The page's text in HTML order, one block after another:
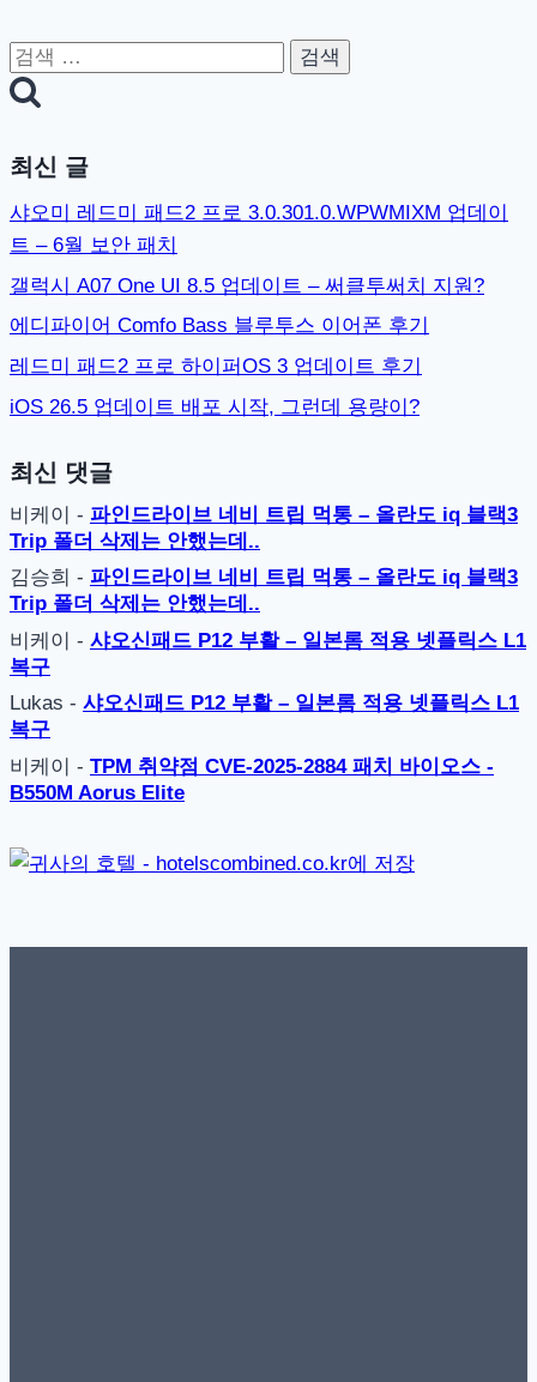
검
색:
최신 글
샤오미 레드미 패드2 프로 3.0.301.0.WPWMIXM 업데이
트 – 6월 보안 패치
갤럭시 A07 One UI 8.5 업데이트 – 써클투써치 지원?
에디파이어 Comfo Bass 블루투스 이어폰 후기
레드미 패드2 프로 하이퍼OS 3 업데이트 후기
iOS 26.5 업데이트 배포 시작, 그런데 용량이?
최신 댓글
비케이 - 파인드라이브 네비 트립 먹통 – 올란도 iq 블랙3
Trip 폴더 삭제는 안했는데..
김승희 - 파인드라이브 네비 트립 먹통 – 올란도 iq 블랙3
Trip 폴더 삭제는 안했는데..
비케이 - 샤오신패드 P12 부활 – 일본롬 적용 넷플릭스 L1
복구
Lukas - 샤오신패드 P12 부활 – 일본롬 적용 넷플릭스 L1
복구
비케이 - TPM 취약점 CVE-2025-2884 패치 바이오스 -
B550M Aorus Elite